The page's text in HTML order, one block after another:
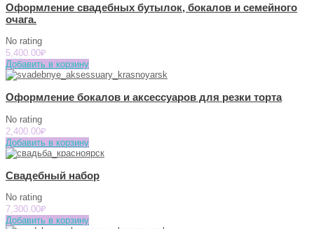
Оформление свадебных бутылок, бокалов и семейного
очага.
No rating
5,400.00₽
Добавить в корзину
Оформление бокалов и аксессуаров для резки торта
No rating
2,400.00₽
Добавить в корзину
Свадебный набор
No rating
7,300.00₽
Добавить в корзину